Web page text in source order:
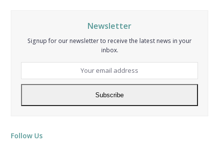
Newsletter
Signup for our newsletter to receive the latest news in your
inbox.
email
address
Subscribe
Follow Us